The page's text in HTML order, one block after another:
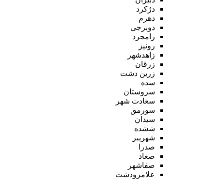
دژکرد
دهرم
دوبرجی
رامجرد
رونیز
زاهدشهر
زرقان
زرین دشت
سده
سروستان
سعادت شهر
سورمق
سیدان
ششده
شهرپیر
صدرا
صغاد
صفاشهر
علامرودشت